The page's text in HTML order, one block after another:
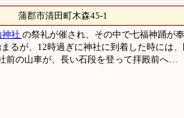
蒲郡市清田町木森45-1
社 の祭礼が催され、その中で七福神踊が
るが、12時過ぎに神社に到着した時には
前の山車が、長い石段を登って拝殿前